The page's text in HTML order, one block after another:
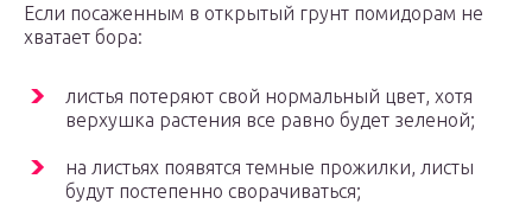
Если посаженным в открытый грунт помидорам не
хватает бора:
листья потеряют свой нормальный цвет, хотя
верхушка растения все равно будет зеленой;
на листьях появятся темные прожилки, листы
будут постепенно сворачиваться;